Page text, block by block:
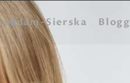
Sierska Blogg